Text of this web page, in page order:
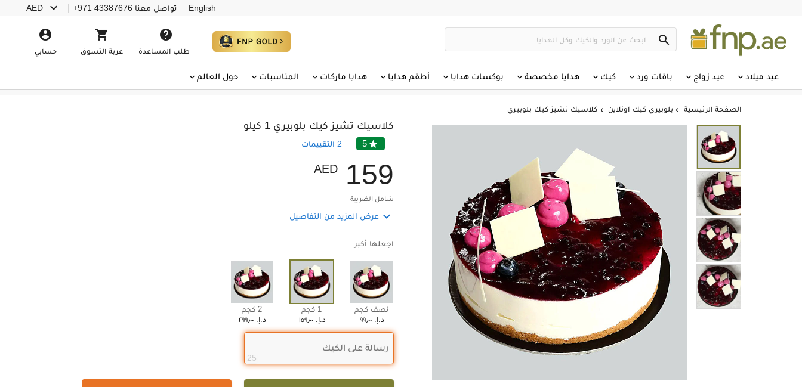
English تواصل معنا +971 43387676
AED 


طلب المساعدة

عربة التسوق

حسابي
عيد ميلاد عيد زواج باقات ورد كيك هدايا مخصصة بوكسات هدايا أطقم هدايا هدايا ماركات المناسبات حول العالم
الصفحة الرئيسية  بلوبيري كيك اونلاين  كلاسيك تشيز كيك بلوبيري
كلاسيك تشيز كيك بلوبيري 1 كيلو
5
2 التقييمات
AED 159
شامل الضريبة
 عرض المزيد من التفاصيل
اجعلها أكبر
نصف كجم
د.إ.‏ ٩٩٫٠٠
1 كجم
د.إ.‏ ١٥٩٫٠٠
2 كجم
د.إ.‏ ٢٩٩٫٠٠
25